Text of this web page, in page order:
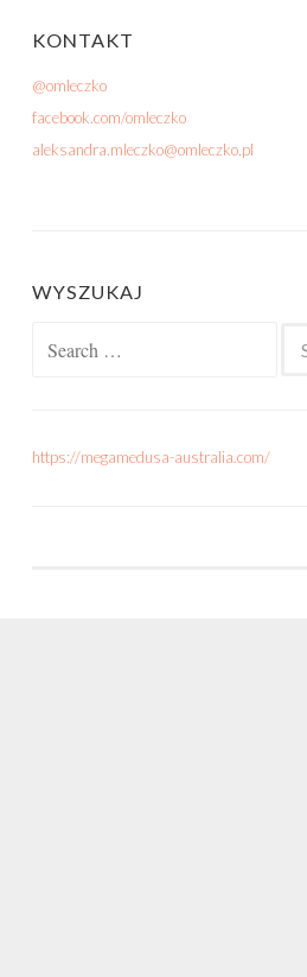
KONTAKT
@omleczko
facebook.com/omleczko
aleksandra.mleczko@omleczko.pl
WYSZUKAJ
https://megamedusa-australia.com/